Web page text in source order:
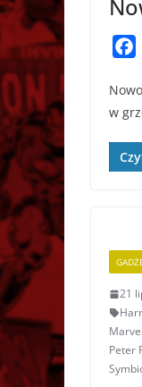
c
w
21
Peter